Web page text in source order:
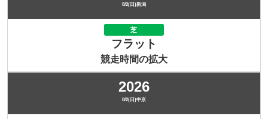
8/2(日)新潟
芝
フラット
競走時間の拡大
2026
8/2(日)中京